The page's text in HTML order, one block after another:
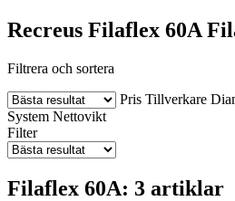
Recreus Filaflex 60A
Filtrera och sortera
Pris Tillverkare
System Nettovikt
Filter
Filaflex 60A: 3 artiklar